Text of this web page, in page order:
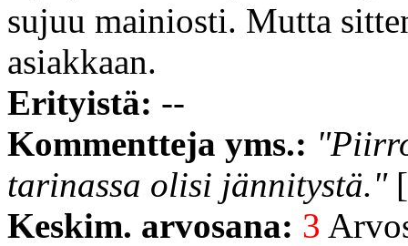
sujuu mainiosti. Mutta
asiakkaan.
Erityistä: --
Kommentteja yms.:
tarinassa olisi jännitystä."
Keskim. arvosana: 3